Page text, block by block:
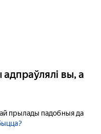
вы, а
прылады падобныя да